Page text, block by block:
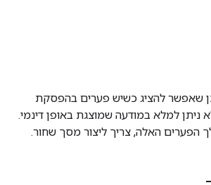
להציג כשיש פערים בהפסקת
למלא במודעה שמוצגת באופן דינמי.
האלה, צריך ליצור מסך שחור.